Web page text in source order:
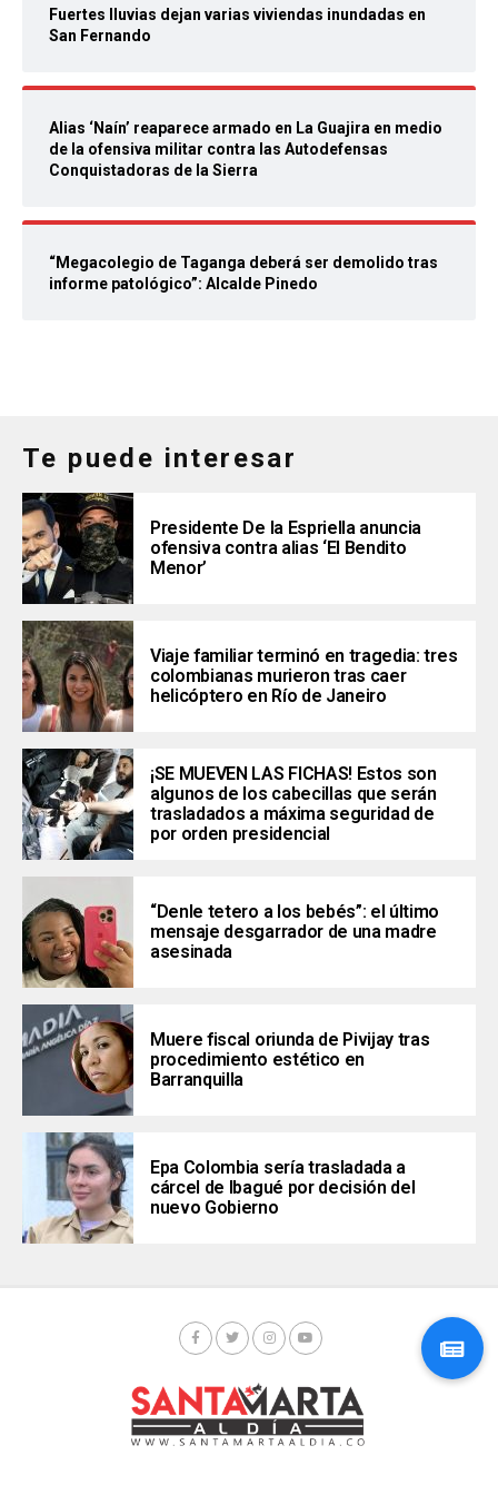
Fuertes lluvias dejan varias viviendas inundadas en
San Fernando
Alias ‘Naín’ reaparece armado en La Guajira en medio
de la ofensiva militar contra las Autodefensas
Conquistadoras de la Sierra
“Megacolegio de Taganga deberá ser demolido tras
informe patológico”: Alcalde Pinedo
Te puede interesar
Presidente De la Espriella anuncia
ofensiva contra alias ‘El Bendito
Menor’
Viaje familiar terminó en tragedia: tres
colombianas murieron tras caer
helicóptero en Río de Janeiro
¡SE MUEVEN LAS FICHAS! Estos son
algunos de los cabecillas que serán
trasladados a máxima seguridad de
por orden presidencial
“Denle tetero a los bebés”: el último
mensaje desgarrador de una madre
asesinada
Muere fiscal oriunda de Pivijay tras
procedimiento estético en
Barranquilla
Epa Colombia sería trasladada a
cárcel de Ibagué por decisión del
nuevo Gobierno